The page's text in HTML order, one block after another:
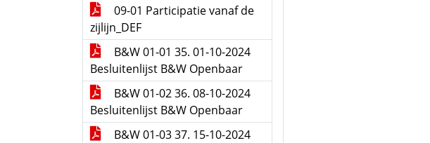
09-01 Participatie vanaf de
zijlijn_DEF
B&W 01-01 35. 01-10-2024
Besluitenlijst B&W Openbaar
B&W 01-02 36. 08-10-2024
Besluitenlijst B&W Openbaar
B&W 01-03 37. 15-10-2024